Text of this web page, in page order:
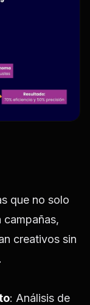
que no solo
campañas,
creativos sin
: Análisis de